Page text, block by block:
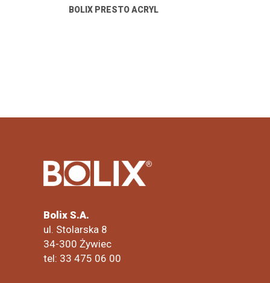
BOLIX PRESTO ACRYL
Bolix S.A.
ul. Stolarska 8
34-300 Żywiec
tel: 33 475 06 00